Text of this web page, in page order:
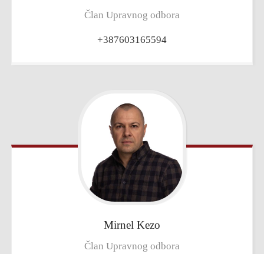
Član Upravnog odbora
+387603165594
Mirnel Kezo
Član Upravnog odbora